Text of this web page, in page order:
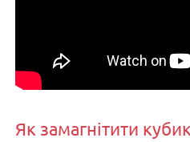
Як замагнітити